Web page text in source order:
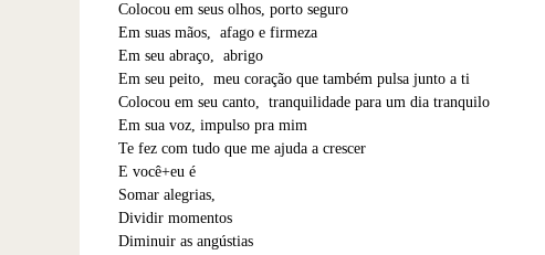
Colocou em seus olhos, porto seguro
Em suas mãos, afago e firmeza
Em seu abraço, abrigo
Em seu peito, meu coração que também pulsa junto a ti
Colocou em seu canto, tranquilidade para um dia tranquilo
Em sua voz, impulso pra mim
Te fez com tudo que me ajuda a crescer
E você+eu é
Somar alegrias,
Dividir momentos
Diminuir as angústias